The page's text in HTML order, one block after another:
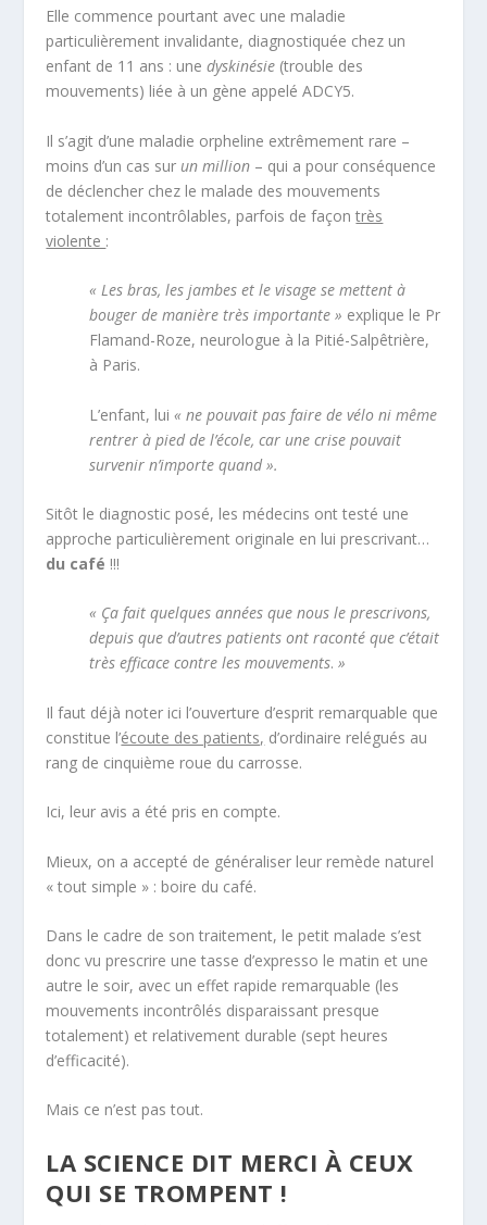
Elle commence pourtant avec une maladie
particulièrement invalidante, diagnostiquée chez un
enfant de 11 ans : une dyskinésie (trouble des
mouvements) liée à un gène appelé ADCY5.
Il s’agit d’une maladie orpheline extrêmement rare –
moins d’un cas sur un million – qui a pour conséquence
de déclencher chez le malade des mouvements
totalement incontrôlables, parfois de façontrès
violente :
« Les bras, les jambes et le visage se mettent à
bouger de manière très importante » explique le Pr
Flamand-Roze, neurologue à la Pitié-Salpêtrière,
à Paris.
L’enfant, lui « ne pouvait pas faire de vélo ni même
rentrer à pied de l’école, car une crise pouvait
survenir n’importe quand ».
Sitôt le diagnostic posé, les médecins ont testé une
approche particulièrement originale en lui prescrivant…
du café !!!
« Ça fait quelques années que nous le prescrivons,
depuis que d’autres patients ont raconté que c’était
très efficace contre les mouvements.»
Il faut déjà noter ici l’ouverture d’esprit remarquable que
constitue l’écoute des patients, d’ordinaire relégués au
rang de cinquième roue du carrosse.
Ici, leur avis a été pris en compte.
Mieux, on a accepté de généraliser leur remède naturel
« tout simple » : boire du café.
Dans le cadre de son traitement, le petit malade s’est
donc vu prescrire une tasse d’expresso le matin et une
autre le soir, avec un effet rapide remarquable (les
mouvements incontrôlés disparaissant presque
totalement) et relativement durable (sept heures
d’efficacité).
Mais ce n’est pas tout.
LA SCIENCE DIT MERCI À CEUX
QUI SE TROMPENT !